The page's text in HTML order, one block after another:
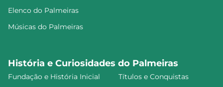
Elenco do Palmeiras
Músicas do Palmeiras
História e Curiosidades do Palmeiras
Fundação e História Inicial
Títulos e Conquistas